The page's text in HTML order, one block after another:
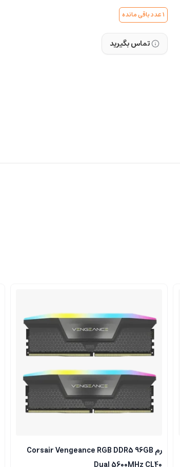
1عدد باقی مانده
تماس بگیرید
رم Corsair Vengeance RGB DDR5 96GB